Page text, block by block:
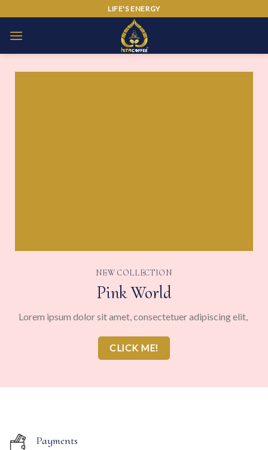
content
LIFE'S ENERGY
NEW COLLECTION
Pink World
Lorem ipsum dolor sit amet, consectetuer adipiscing elit,
CLICK ME!
Payments